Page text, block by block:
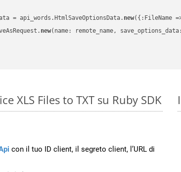
= api_words.HtmlSaveOptionsData.
new({:FileName
new(name: remote_name,
XLS Files to TXT su Ruby SDK
con il tuo ID client, il segreto client, l’URL di